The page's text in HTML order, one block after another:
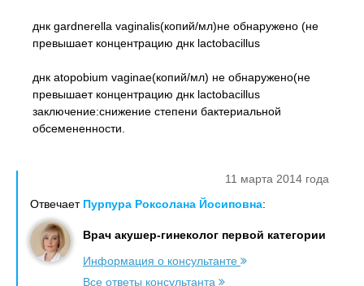
днк gardnerella vaginalis(копий/мл)не обнаружено (не
превышает концентрацию днк lactobacillus
днк atopobium vaginae(копий/мл) не обнаружено(не
превышает концентрацию днк lactobacillus
заключение:снижение степени бактериальной
обсемененности.
11 марта 2014 года
Отвечает Пурпура Роксолана Йосиповна:
Врач акушер-гинеколог первой категории
Информация о консультанте
Все ответы консультанта